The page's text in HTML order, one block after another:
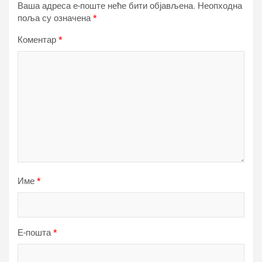
Ваша адреса е-поште неће бити објављена. Неопходна
поља су означена*
Коментар *
Име *
Е-пошта*